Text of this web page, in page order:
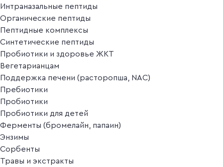
Интраназальные пептиды
Органические пептиды
Пептидные комплексы
Синтетические пептиды
Пробиотики и здоровье ЖКТ
Вегетарианцам
Поддержка печени (расторопша, NAC)
Пребиотики
Пробиотики
Пробиотики для детей
Ферменты (бромелайн, папаин)
Энзимы
Сорбенты
Травы и экстракты